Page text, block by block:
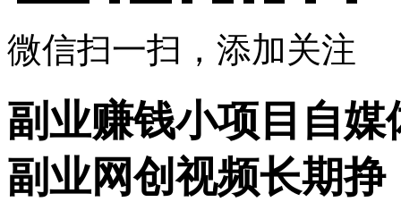
微信扫一扫，添加关注
副业赚钱小项目自
副业网创视频长期挣